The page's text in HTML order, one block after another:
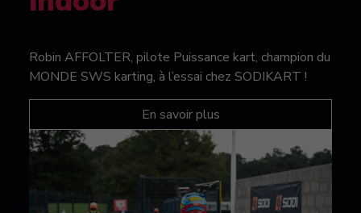
Robin AFFOLTER, pilote Puissance kart, champion du
MONDE SWS karting, à l’essai chez SODIKART !
En savoir plus